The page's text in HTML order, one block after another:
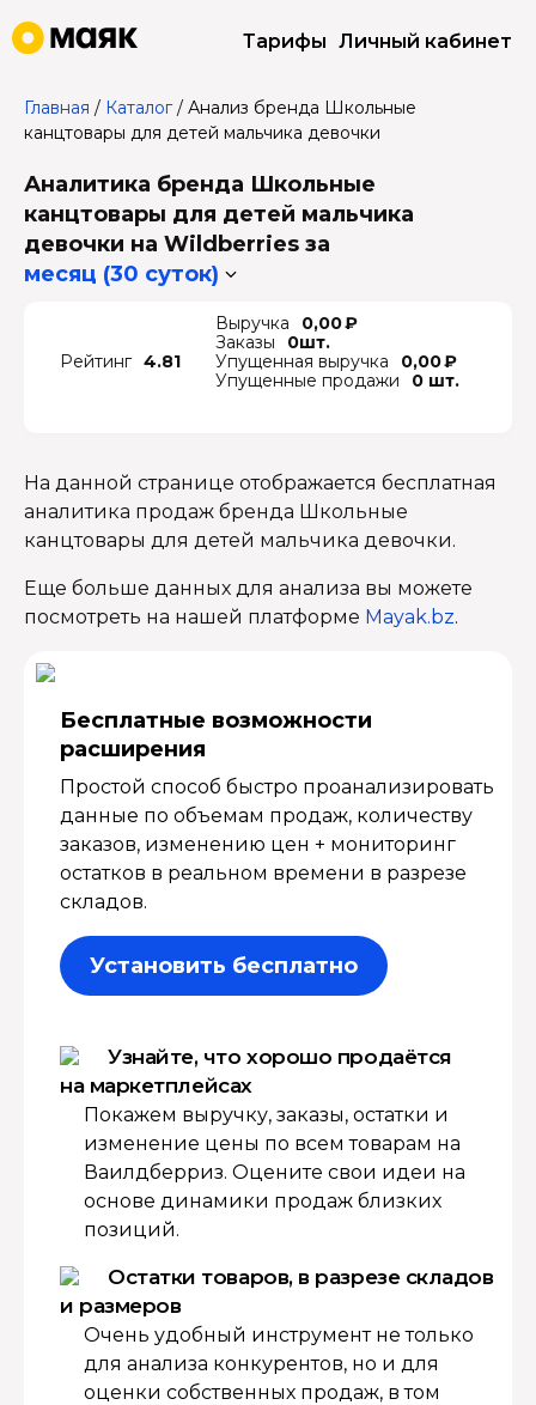
Тарифы Личный кабинет
Главная / Каталог/ Анализ бренда Школьные
канцтовары для детей мальчика девочки
Аналитика бренда Школьные
канцтовары для детей мальчика
девочки на Wildberries за
месяц (30 суток)
Рейтинг 4.81
Выручка
0,00 ₽
Заказы
0шт.
Упущенная выручка
0,00 ₽
Упущенные продажи
0 шт.
На данной странице отображается бесплатная
аналитика продаж бренда Школьные
канцтовары для детей мальчика девочки.
Еще больше данных для анализа вы можете
посмотреть на нашей платформе Mayak.bz.
Бесплатные возмож­ности
расширения
Простой способ быстро проанализировать
данные по объемам продаж, количеству
заказов, изменению цен + мониторинг
остатков в реальном времени в разрезе
складов.
Установить бесплатно
Узнайте, что хорошо продаётся
на маркетплейсах
Покажем выручку, заказы, остатки и
изменение цены по всем товарам на
Ваилдберриз. Оцените свои идеи на
основе динамики продаж близких
позиций.
Остатки товаров, в разрезе складов
и размеров
Очень удобный инструмент не только
для анализа конкурентов, но и для
оценки собственных продаж, в том